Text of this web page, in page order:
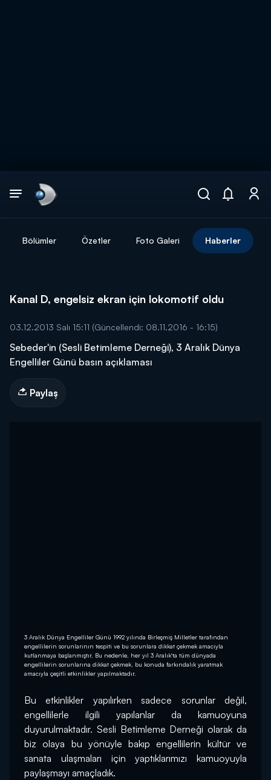
Bölümler Özetler Foto Galeri Haberler
Kanal D, engelsiz ekran için lokomotif oldu
03.12.2013 Salı 15:11 (Güncellendi: 08.11.2016 - 16:15)
Sebeder'in (Sesli Betimleme Derneği), 3 Aralık Dünya
Engelliler Günü basın açıklaması
Paylaş
3 Aralık Dünya Engelliler Günü 1992 yılında Birleşmiş Milletler tarafından
engellilerin sorunlarının tespiti ve bu sorunlara dikkat çekmek amacıyla
kutlanmaya başlanmıştır. Bu nedenle, her yıl 3 Aralık'ta tüm dünyada
engellilerin sorunlarına dikkat çekmek, bu konuda farkındalık yaratmak
amacıyla çeşitli etkinlikler yapılmaktadır.
Bu etkinlikler yapılırken sadece sorunlar değil,
engellilerle ilgili yapılanlar da kamuoyuna
duyurulmaktadır. Sesli Betimleme Derneği olarak da
biz olaya bu yönüyle bakıp engellilerin kültür ve
sanata ulaşmaları için yaptıklarımızı kamuoyuyla
paylaşmayı amaçladık.